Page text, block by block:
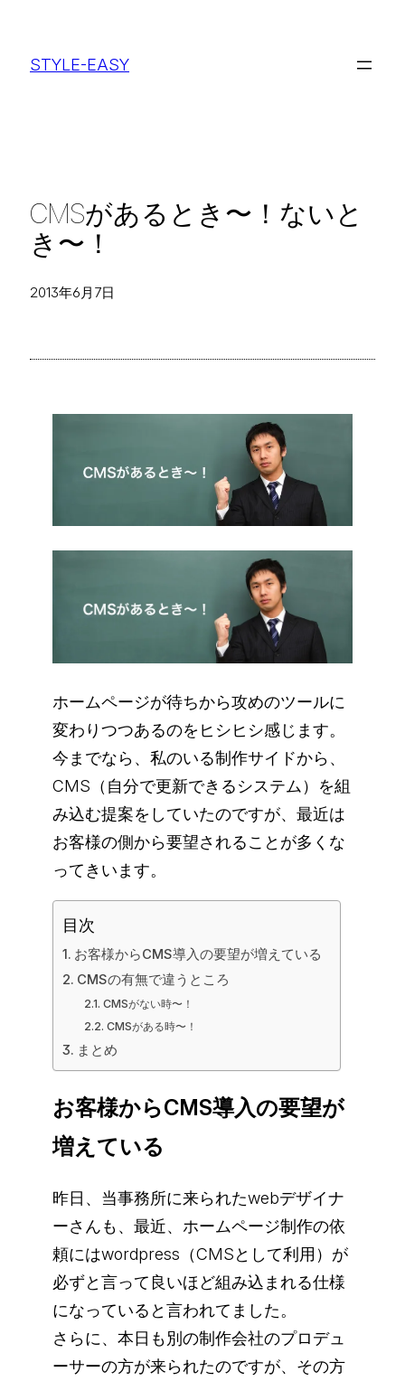
STYLE-EASY
CMSがあるとき〜！ないと
き〜！
2013年6月7日
ホームページが待ちから攻めのツールに
変わりつつあるのをヒシヒシ感じます。
今までなら、私のいる制作サイドから、
CMS（自分で更新できるシステム）を組
み込む提案をしていたのですが、最近は
お客様の側から要望されることが多くな
ってきいます。
目次
お客様からCMS導入の要望が増えている
CMSの有無で違うところ
CMSがない時〜！
CMSがある時〜！
まとめ
お客様からCMS導入の要望が
増えている
昨日、当事務所に来られたwebデザイナ
ーさんも、最近、ホームページ制作の依
頼にはwordpress（CMSとして利用）が
必ずと言って良いほど組み込まれる仕様
になっていると言われてました。
さらに、本日も別の制作会社のプロデュ
ーサーの方が来られたのですが、その方